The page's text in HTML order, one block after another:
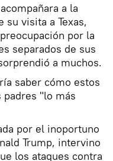
a la
su visita a Texas,
por la
separados de sus
a muchos.
saber cómo estos
"lo más
por el inoportuno
Trump, intervino
los ataques contra